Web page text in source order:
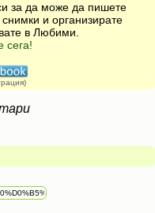
за да може да пишете
и организирате
в Любими.
сега!